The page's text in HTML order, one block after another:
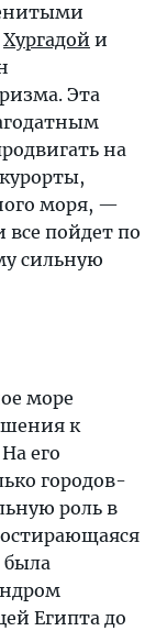
Хургадой и
Эта
на
моря, —
все пойдет по
сильную
море
к
его
городов-
роль в
была
Египта до